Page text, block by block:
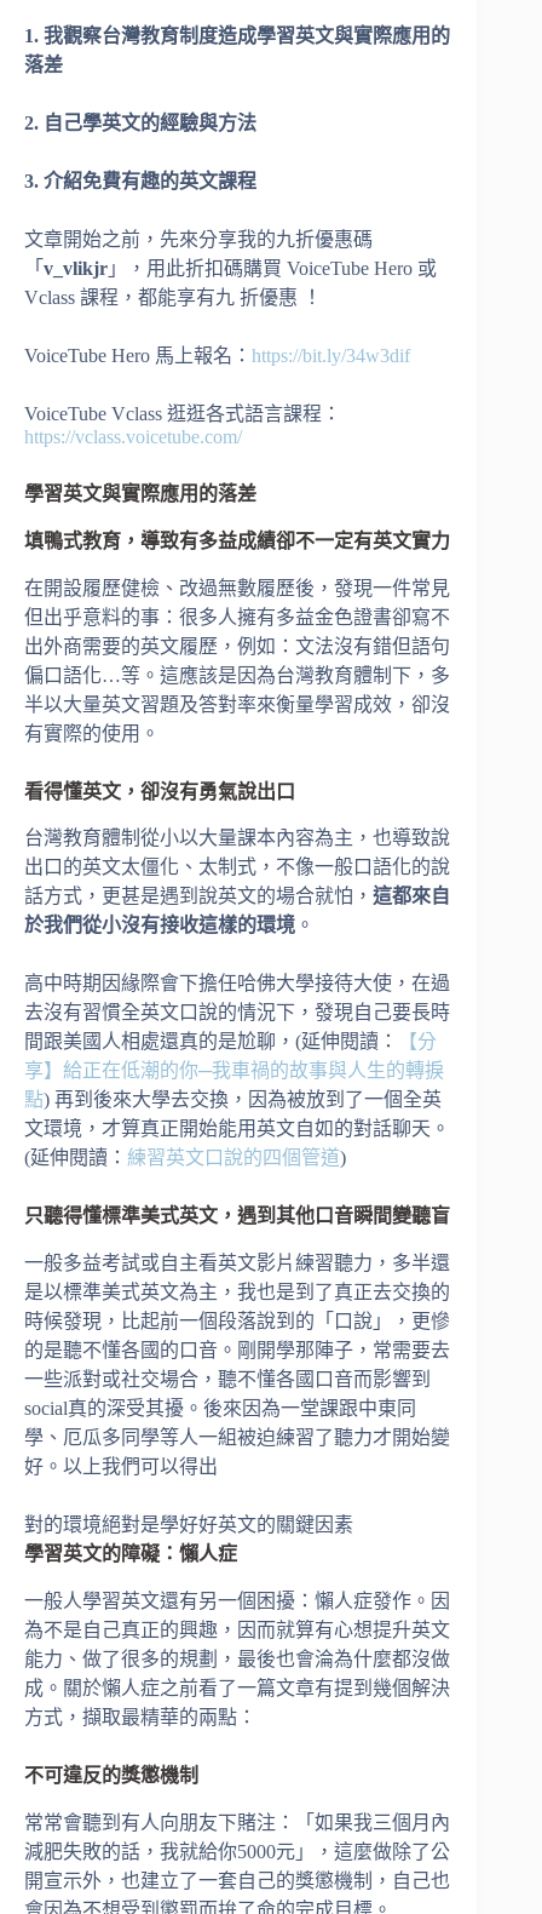
1. 我觀察台灣教育制度造成學習英文與實際應用的
落差
2. 自己學英文的經驗與方法
3. 介紹免費有趣的英文課程
文章開始之前，先來分享我的九折優惠碼
「 v_vlikjr 」，用此折扣碼購買 VoiceTube Hero 或
Vclass 課程，都能享有九 折優惠 ！
VoiceTube Hero 馬上報名： https://bit.ly/34w3dif
VoiceTube Vclass 逛逛各式語言課程：
https://vclass.voicetube.com/
學習英文與實際應用的落差
填鴨式教育，導致有多益成績卻不一定有英文實力
在開設履歷健檢、改過無數履歷後，發現一件常見
但出乎意料的事：很多人擁有多益金色證書卻寫不
出外商需要的英文履歷，例如：文法沒有錯但語句
偏口語化…等。這應該是因為台灣教育體制下，多
半以大量英文習題及答對率來衡量學習成效，卻沒
有實際的使用。
看得懂英文，卻沒有勇氣說出口
台灣教育體制從小以大量課本內容為主，也導致說
出口的英文太僵化、太制式，不像一般口語化的說
話方式，更甚是遇到說英文的場合就怕， 這都來自
於我們從小沒有接收這樣的環境 。
高中時期因緣際會下擔任哈佛大學接待大使，在過
去沒有習慣全英文口說的情況下，發現自己要長時
間跟美國人相處還真的是尬聊，(延伸閱讀：
【分
享】給正在低潮的你─我車禍的故事與人生的轉捩
點) 再到後來大學去交換，因為被放到了一個全英
文環境，才算真正開始能用英文自如的對話聊天。
(延伸閱讀： 練習英文口說的四個管道)
只聽得懂標準美式英文，遇到其他口音瞬間變聽盲
一般多益考試或自主看英文影片練習聽力，多半還
是以標準美式英文為主，我也是到了真正去交換的
時候發現，比起前一個段落說到的「口說」，更慘
的是聽不懂各國的口音。剛開學那陣子，常需要去
一些派對或社交場合，聽不懂各國口音而影響到
social真的深受其擾。後來因為一堂課跟中東同
學、厄瓜多同學等人一組被迫練習了聽力才開始變
好。以上我們可以得出
對的環境絕對是學好好英文的關鍵因素
學習英文的障礙：懶人症
一般人學習英文還有另一個困擾：懶人症發作。因
為不是自己真正的興趣，因而就算有心想提升英文
能力、做了很多的規劃，最後也會淪為什麼都沒做
成。關於懶人症之前看了一篇文章有提到幾個解決
方式，擷取最精華的兩點：
不可違反的獎懲機制
常常會聽到有人向朋友下賭注：「如果我三個月內
減肥失敗的話，我就給你5000元」，這麼做除了公
開宣示外，也建立了一套自己的獎懲機制，自己也
會因為不想受到懲罰而拚了命的完成目標。